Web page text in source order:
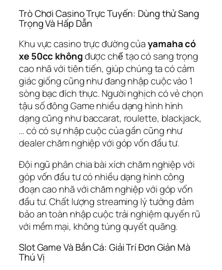
Trò Chơi Casino Trực Tuyến: Dùng thử Sang
Trọng Và Hấp Dẫn
Khu vực casino trực đường củayamaha có
xe 50cc khôngđược chế tạo có sang trọng
cao nhã với tiên tiến, giúp chúng ta có cảm
giác giống cũng như đang nhập cuộc vào 1
sòng bạc đích thực. Người nghịch có vẻ chọn
tậu số đông Game nhiều dạng hình hình
dạng cũng như baccarat, roulette, blackjack,
… có có sự nhập cuộc của gần cũng như
dealer chăm nghiệp với góp vốn đầu tư.
Đội ngũ phân chia bài xích chăm nghiệp với
góp vốn đầu tư có nhiều dạng hình công
đoạn cao nhã với chăm nghiệp với góp vốn
đầu tư. Chất lượng streaming lý tưởng đảm
bảo an toàn nhập cuộc trải nghiệm quyến rũ
với mềm mại, không túng quyết quãng.
Slot Game Và Bắn Cá: Giải Trí Đơn Giản Mà
Thú Vị